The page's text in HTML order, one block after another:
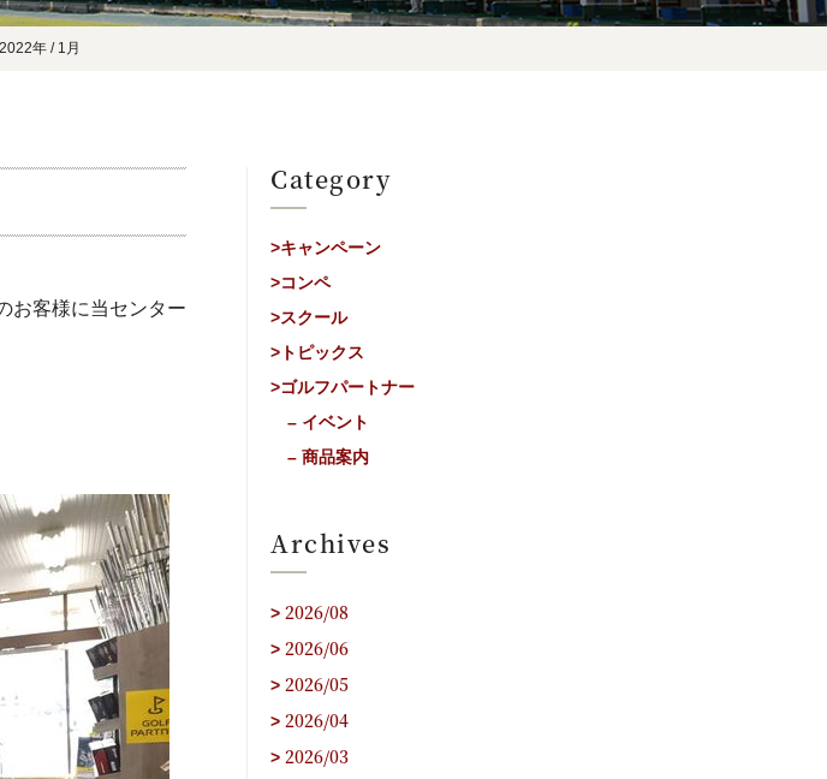
2022年/ 1月
お客様に当センター
Category
>キャンペーン
>コンペ
>スクール
>トピックス
>ゴルフパートナー
– イベント
– 商品案内
Archives
> 2026/08
> 2026/06
> 2026/05
> 2026/04
> 2026/03